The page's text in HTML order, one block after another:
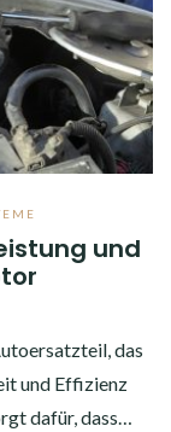
und
das
und Effizienz
dafür, dass…